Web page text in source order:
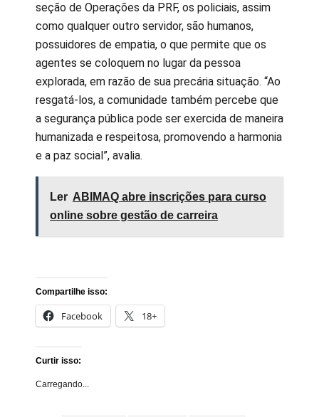
seção de Operações da PRF, os policiais, assim
como qualquer outro servidor, são humanos,
possuidores de empatia, o que permite que os
agentes se coloquem no lugar da pessoa
explorada, em razão de sua precária situação. “Ao
resgatá-los, a comunidade também percebe que
a segurança pública pode ser exercida de maneira
humanizada e respeitosa, promovendo a harmonia
e a paz social”, avalia.
Ler ABIMAQ abre inscrições para curso
online sobre gestão de carreira
Compartilhe isso:
Facebook 18+
Curtir isso:
Carregando...